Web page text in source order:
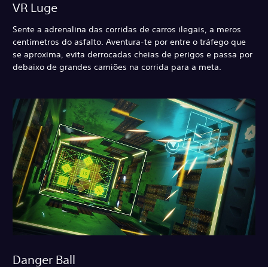
VR Luge
Sente a adrenalina das corridas de carros ilegais, a meros
centímetros do asfalto. Aventura-te por entre o tráfego que
se aproxima, evita derrocadas cheias de perigos e passa por
debaixo de grandes camiões na corrida para a meta.
Danger Ball